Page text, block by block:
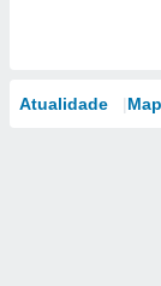
Atualidade